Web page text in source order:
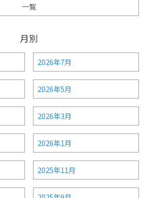
一覧
月別
2026年7月
2026年5月
2026年3月
2026年1月
2025年11月